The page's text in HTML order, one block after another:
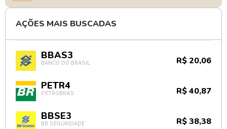
AÇÕES MAIS BUSCADAS
BBAS3
BANCO DO BRASIL R$ 20,06
PETR4
PETROBRAS R$ 40,87
BBSE3
BB SEGURIDADE R$ 38,38